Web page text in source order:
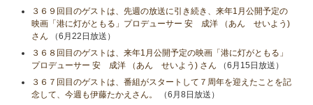
３６９回目のゲストは、先週の放送に引き続き、来年1月公開予定の
映画「港に灯がともる」プロデューサー 安 成洋 （あん せいよう)
さん （6月22日放送）
３６８回目のゲストは、来年1月公開予定の映画「港に灯がともる」
プロデューサー 安 成洋 （あん せいよう) さん （6月15日放送）
３６７回目のゲストは、番組がスタートして７周年を迎えたことを記
念して、今週も伊藤たかえさん。
（6月8日放送）